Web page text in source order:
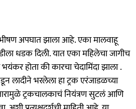
अपघात झाला आहे. एका मालवाहू
धडक दिली. यात एका महिलेचा जागीच
होता की कारचा चेदामिंदा झाला .
लादीने भरलेला हा ट्रक एरंजाडळच्या
ट्रकचालकाचं नियंत्रण सुटलं आणि